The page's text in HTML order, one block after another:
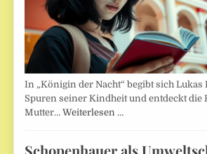
In „Königin der Nacht“ begibt sich Lukas
Spuren seiner Kindheit und entdeckt die
Mutter…Weiterlesen …